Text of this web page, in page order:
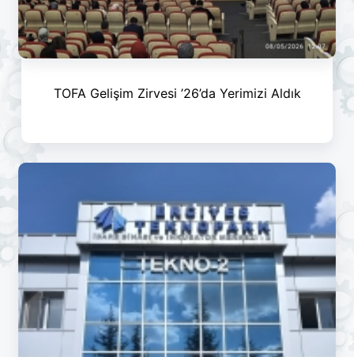
TOFA Gelişim Zirvesi ’26’da Yerimizi Aldık